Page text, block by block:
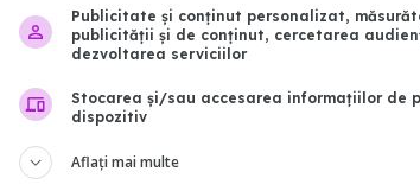
Provocări și soluții în
auditiv al nou-
România. Dr.
Neagu: Nu este
uniform în toate
EXCLUSIV
costisitoare.
Cozma: Cu
poate face
Publicitate și conținut personalizat,
publicității și de conținut, cercetarea
dezvoltarea serviciilor
Stocarea și/sau accesarea informațiilor de
dispozitiv
Aflați mai multe